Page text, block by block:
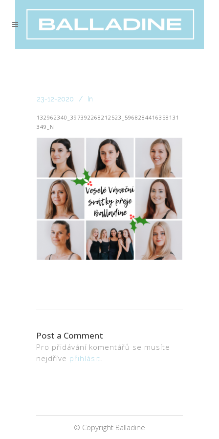
23-12-2020 In
132962340_397392268212523_5968284416358131
349_N
Post a Comment
Pro přidávání komentářů se musíte
nejdříve přihlásit.
© Copyright Balladine